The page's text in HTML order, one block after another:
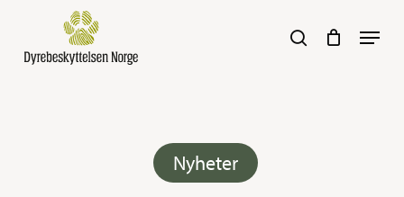
main
search
Nyheter